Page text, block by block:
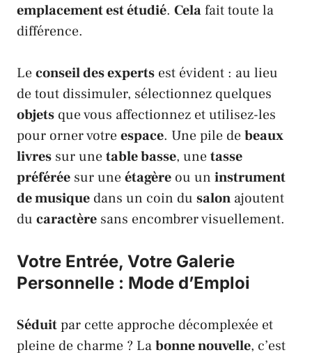
emplacement est étudié. Celafait toute la
différence.
Leconseil des experts est évident : au lieu
de tout dissimuler, sélectionnez quelques
objets que vous affectionnez et utilisez-les
pour orner votreespace. Une pile debeaux
livres sur unetable basse, unetasse
préférée sur uneétagère ou un instrument
de musique dans un coin du salon ajoutent
du caractère sans encombrer visuellement.
Votre Entrée, Votre Galerie
Personnelle : Mode d’Emploi
Séduitpar cette approche décomplexée et
pleine de charme ? Labonne nouvelle, c’est